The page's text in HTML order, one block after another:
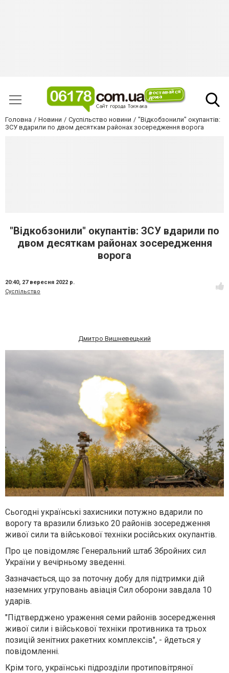
Головна Новини Суспільство новини
"Відкобзонили" окупантів:
ЗСУ вдарили по двом десяткам районах зосередження ворога
"Відкобзонили" окупантів: ЗСУ вдарили по
двом десяткам районах зосередження
ворога
20:40, 27 вересня 2022 р.
Суспільство
Дмитро Вишневецький
Сьогодні українські захисники потужно вдарили по
ворогу та вразили близько 20 районів зосередження
живої сили та військової техніки російських окупантів.
Про це повідомляє Генеральний штаб Збройних сил
України у вечірньому зведенні.
Зазначається, що за поточну добу для підтримки дій
наземних угруповань авіація Сил оборони завдала 10
ударів.
"Підтверджено ураження семи районів зосередження
живої сили і військової техніки противника та трьох
позицій зенітних ракетних комплексів", - йдеться у
повідомленні.
Крім того, українські підрозділи протиповітряної